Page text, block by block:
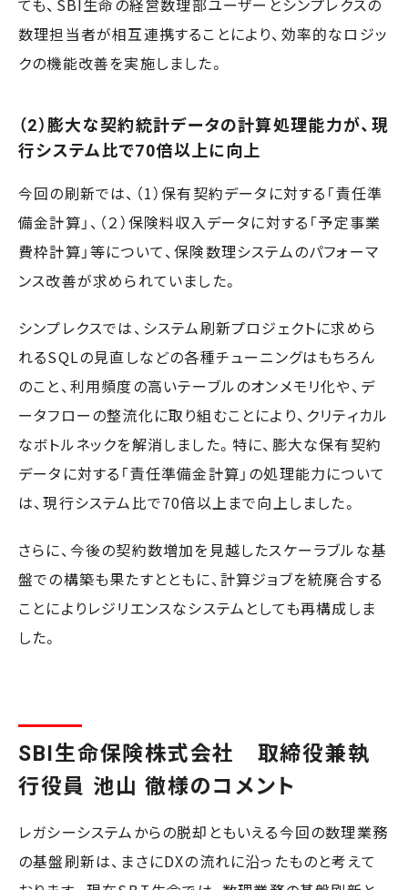
ても、SBI生命の経営数理部ユーザーとシンプレクスの
数理担当者が相互連携することにより、効率的なロジッ
クの機能改善を実施しました。
（2）膨大な契約統計データの計算処理能力が、現
行システム比で70倍以上に向上
今回の刷新では、（1）保有契約データに対する「責任準
備金計算」、（２）保険料収入データに対する「予定事業
費枠計算」等について、保険数理システムのパフォーマ
ンス改善が求められていました。
シンプレクスでは、システム刷新プロジェクトに求めら
れるSQLの見直しなどの各種チューニングはもちろん
のこと、利用頻度の高いテーブルのオンメモリ化や、デ
ータフローの整流化に取り組むことにより、クリティカル
なボトルネックを解消しました。特に、膨大な保有契約
データに対する「責任準備金計算」の処理能力について
は、現行システム比で70倍以上まで向上しました。
さらに、今後の契約数増加を見越したスケーラブルな基
盤での構築も果たすとともに、計算ジョブを統廃合する
ことによりレジリエンスなシステムとしても再構成しま
した。
SBI生命保険株式会社 取締役兼執
行役員 池山 徹様のコメント
レガシーシステムからの脱却ともいえる今回の数理業務
の基盤刷新は、まさにDXの流れに沿ったものと考えて